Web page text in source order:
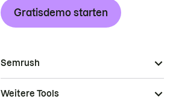
Gratisdemo starten
Semrush
Weitere Tools